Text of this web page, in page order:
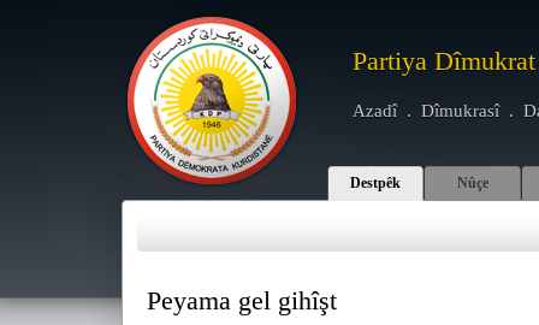
Destpêk Nûçe
Partiya
Azadî . Dîmukrasî .
Peyama gel gihîşt